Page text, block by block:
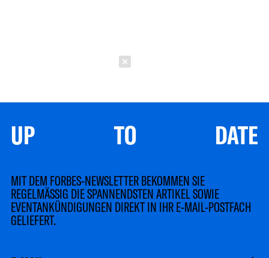
UP TO DATE
MIT DEM FORBES-NEWSLETTER BEKOMMEN SIE
REGELMÄSSIG DIE SPANNENDSTEN ARTIKEL SOWIE
EVENTANKÜNDIGUNGEN DIREKT IN IHR E-MAIL-POSTFACH
GELIEFERT.